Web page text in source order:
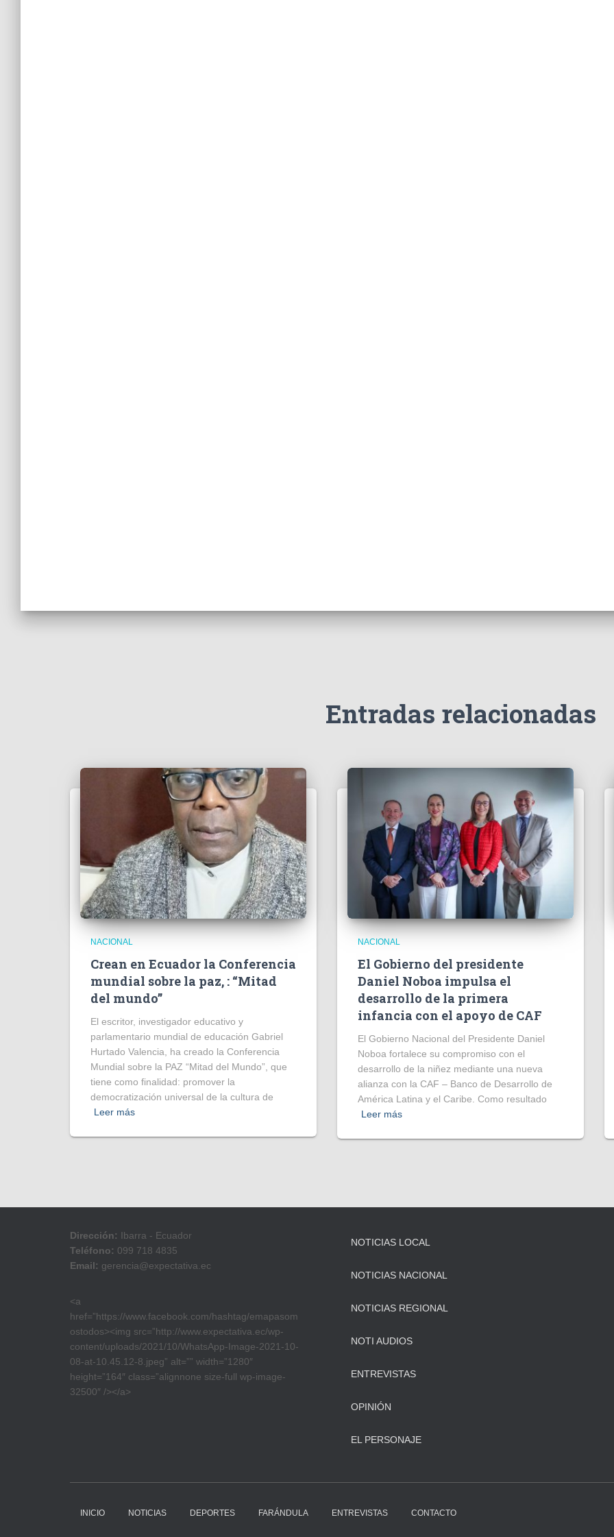
Entradas relacionadas
NACIONAL
Crean en Ecuador la Conferencia
mundial sobre la paz, : “Mitad
del mundo”
El escritor, investigador educativo y
parlamentario mundial de educación Gabriel
Hurtado Valencia, ha creado la Conferencia
Mundial sobre la PAZ “Mitad del Mundo”, que
tiene como finalidad: promover la
democratización universal de la cultura de
Leer más
NACIONAL
El Gobierno del presidente
Daniel Noboa impulsa el
desarrollo de la primera
infancia con el apoyo de CAF
El Gobierno Nacional del Presidente Daniel
Noboa fortalece su compromiso con el
desarrollo de la niñez mediante una nueva
alianza con la CAF – Banco de Desarrollo de
América Latina y el Caribe. Como resultado
Leer más
Dirección: Ibarra - Ecuador
Teléfono: 099 718 4835
Email: gerencia@expectativa.ec
<a
href=”https://www.facebook.com/hashtag/emapasom
ostodos><img src=”http://www.expectativa.ec/wp-
content/uploads/2021/10/WhatsApp-Image-2021-10-
08-at-10.45.12-8.jpeg” alt=”” width=”1280″
height=”164″ class=”alignnone size-full wp-image-
32500″ /></a>
NOTICIAS LOCAL
NOTICIAS NACIONAL
NOTICIAS REGIONAL
NOTI AUDIOS
ENTREVISTAS
OPINIÓN
EL PERSONAJE
INICIO NOTICIAS DEPORTES FARÁNDULA ENTREVISTAS CONTACTO